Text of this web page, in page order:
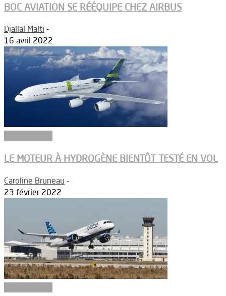
BOC AVIATION SE RÉÉQUIPE CHEZ AIRBUS
Djallal Malti -
16 avril 2022
LE MOTEUR À HYDROGÈNE BIENTÔT TESTÉ EN VOL
Caroline Bruneau -
23 février 2022